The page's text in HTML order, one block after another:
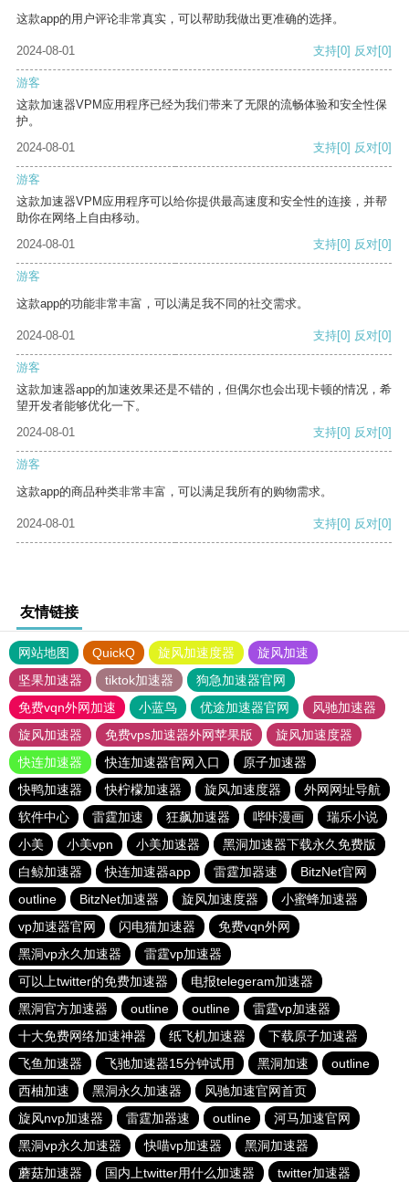
这款app的用户评论非常真实，可以帮助我做出更准确的选择。
2024-08-01 支持[0] 反对[0]
游客
这款加速器VPM应用程序已经为我们带来了无限的流畅体验和安全性保
护。
2024-08-01
支持[0] 反对[0]
游客
这款加速器VPM应用程序可以给你提供最高速度和安全性的连接，并帮
助你在网络上自由移动。
2024-08-01
支持[0] 反对[0]
游客
这款app的功能非常丰富，可以满足我不同的社交需求。
2024-08-01 支持[0] 反对[0]
游客
这款加速器app的加速效果还是不错的，但偶尔也会出现卡顿的情况，希
望开发者能够优化一下。
2024-08-01
支持[0] 反对[0]
游客
这款app的商品种类非常丰富，可以满足我所有的购物需求。
2024-08-01 支持[0] 反对[0]
友情链接
网站地图 QuickQ 旋风加速度器
旋风加速
坚果加速器
tiktok加速器
狗急加速器官网
免费vqn外网加速
小蓝鸟 优途加速器官网
风驰加速器
旋风加速器
免费vps加速器外网苹果版
旋风加速度器
快连加速器
快连加速器官网入口
原子加速器
快鸭加速器
快柠檬加速器 旋风加速度器
外网网址导航
软件中心
雷霆加速 狂飙加速器 哔咔漫画
瑞乐小说
小美
小美vpn 小美加速器
黑洞加速器下载永久免费版
白鲸加速器
快连加速器app 雷霆加器速
BitzNet官网
outline
BitzNet加速器 旋风加速度器
小蜜蜂加速器
vp加速器官网
闪电猫加速器
免费vqn外网
黑洞vp永久加速器
雷霆vp加速器
可以上twitter的免费加速器
电报telegeram加速器
黑洞官方加速器
outline outline
雷霆vp加速器
十大免费网络加速神器
纸飞机加速器
下载原子加速器
飞鱼加速器
飞驰加速器15分钟试用 黑洞加速
outline
西柚加速
黑洞永久加速器
风驰加速官网首页
旋风nvp加速器
雷霆加器速 outline
河马加速官网
黑洞vp永久加速器
快喵vp加速器
黑洞加速器
蘑菇加速器
国内上twitter用什么加速器 twitter加速器